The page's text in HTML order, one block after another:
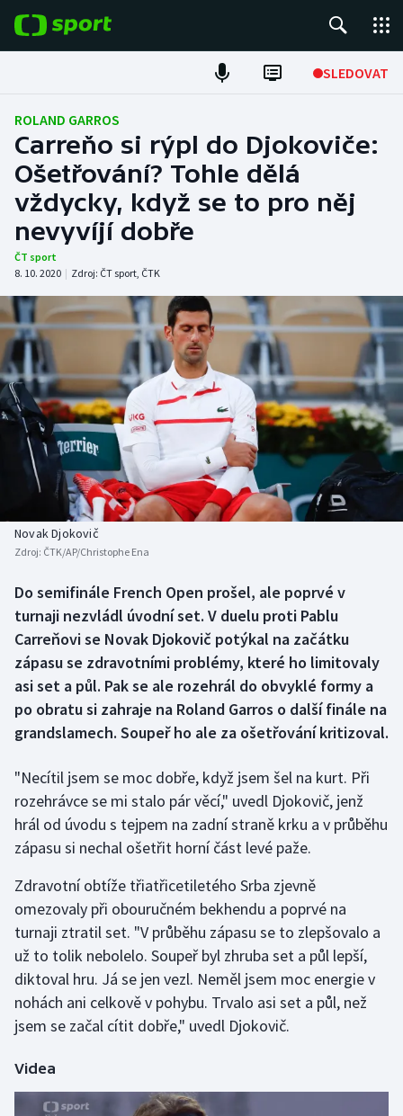
SLEDOVAT
Fotbal
Hokej
Tenis
Atletika
DALŠÍ SPORTY
Americký fotbal
Baseball a softbal
Basketbal
Biatlon
Boby a skeleton
Box
Curling
Dostihy
Florbal
Golf
Gymnastika
Házená
Jezdectví
Judo
Krasobruslení
Lezení
Lyže a snowboard
NEPŘEHLÉDNĚTE
Soutěže
Historické návraty
Aplikace ČT sport
AZ kvíz
ROLAND GARROS
Carreňo si rýpl do Djokoviče:
Ošetřování? Tohle dělá
vždycky, když se to pro něj
nevyvíjí dobře
ČT sport
8. 10. 2020 | Zdroj: ČT sport, ČTK
Novak Djokovič
Zdroj: ČTK/AP/Christophe Ena
Do semifinále French Open prošel, ale poprvé v
turnaji nezvládl úvodní set. V duelu proti Pablu
Carreňovi se Novak Djokovič potýkal na začátku
zápasu se zdravotními problémy, které ho limitovaly
asi set a půl. Pak se ale rozehrál do obvyklé formy a
po obratu si zahraje na Roland Garros o další finále na
grandslamech. Soupeř ho ale za ošetřování kritizoval.
"Necítil jsem se moc dobře, když jsem šel na kurt. Při
rozehrávce se mi stalo pár věcí," uvedl Djokovič, jenž
hrál od úvodu s tejpem na zadní straně krku a v průběhu
zápasu si nechal ošetřit horní část levé paže.
Zdravotní obtíže třiatřicetiletého Srba zjevně
omezovaly při obouručném bekhendu a poprvé na
turnaji ztratil set. "V průběhu zápasu se to zlepšovalo a
už to tolik nebolelo. Soupeř byl zhruba set a půl lepší,
diktoval hru. Já se jen vezl. Neměl jsem moc energie v
nohách ani celkově v pohybu. Trvalo asi set a půl, než
jsem se začal cítit dobře," uvedl Djokovič.
Videa